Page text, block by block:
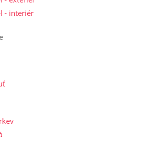
- interiér